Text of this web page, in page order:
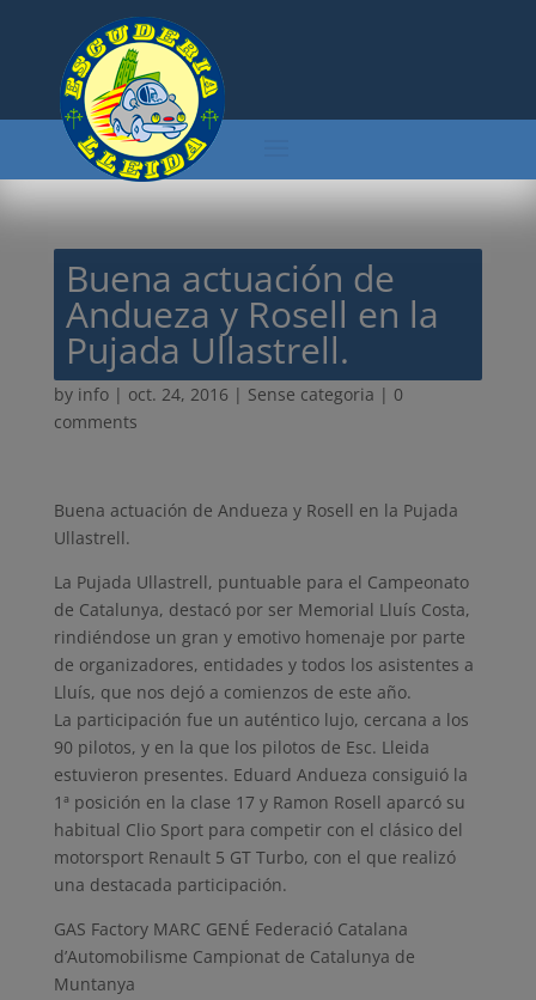
Buena actuación de
Andueza y Rosell en la
Pujada Ullastrell.
by info| oct. 24, 2016 | Sense categoria | 0
comments
Buena actuación de Andueza y Rosell en la Pujada
Ullastrell.
La Pujada Ullastrell, puntuable para el Campeonato
de Catalunya, destacó por ser Memorial Lluís Costa,
rindiéndose un gran y emotivo homenaje por parte
de organizadores, entidades y todos los asistentes a
Lluís, que nos dejó a comienzos de este año.
La participación fue un auténtico lujo, cercana a los
90 pilotos, y en la que los pilotos de Esc. Lleida
estuvieron presentes. Eduard Andueza consiguió la
1ª posición en la clase 17 y Ramon Rosell aparcó su
habitual Clio Sport para competir con el clásico del
motorsport Renault 5 GT Turbo, con el que realizó
una destacada participación.
GAS Factory MARC GENÉ Federació Catalana
d’Automobilisme Campionat de Catalunya de
Muntanya